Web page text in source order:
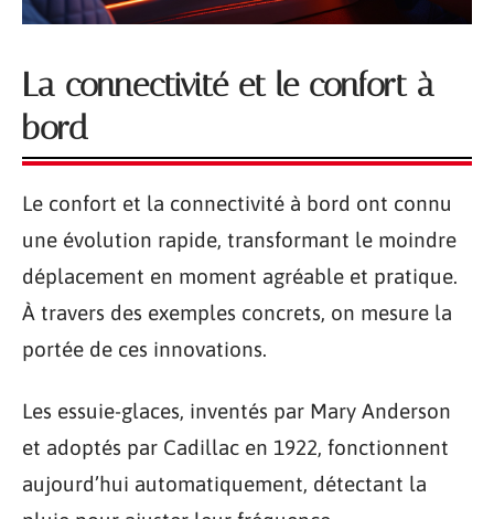
La connectivité et le confort à
bord
Le confort et la connectivité à bord ont connu
une évolution rapide, transformant le moindre
déplacement en moment agréable et pratique.
À travers des exemples concrets, on mesure la
portée de ces innovations.
Les essuie-glaces, inventés par Mary Anderson
et adoptés par Cadillac en 1922, fonctionnent
aujourd’hui automatiquement, détectant la